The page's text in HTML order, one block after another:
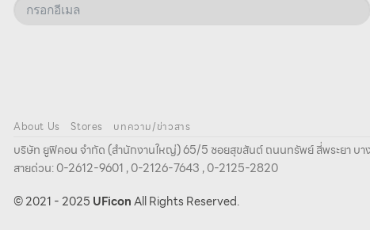
About Us Stores บทความ/ข่าวสาร
บริษัท ยูฟิคอน จํากัด (สํานักงานใหญ่) 65/5 ซอยสุขสันต์ ถนนทรัพย์ สี่พระยา บ
สายด่วน: 0-2612-9601 , 0-2126-7643 , 0-2125-2820
© 2021 - 2025 UFiconAll Rights Reserved.